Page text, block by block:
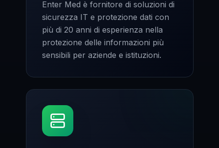
Enter Med è fornitore di soluzioni di
sicurezza IT e protezione dati con
più di 20 anni di esperienza nella
protezione delle informazioni più
sensibili per aziende e istituzioni.